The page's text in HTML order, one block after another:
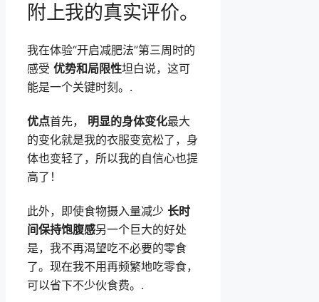
附上我的真实评价。
我在体验“开启减肥法”第三周时的
感受 优势和局限性坦白说，这可
能是一个关键时刻。.
优点首先， 明显的身体变化最大
的变化就是我的衣服变宽松了，身
体也变轻了，所以我的自信心也提
高了！
此外，即使食物摄入量减少 长时
间保持饱腹感另一个巨大的好处
是，我不再渴望吃不必要的零食
了。现在我不用再频繁地吃零食，
可以省下不少伙食费。.